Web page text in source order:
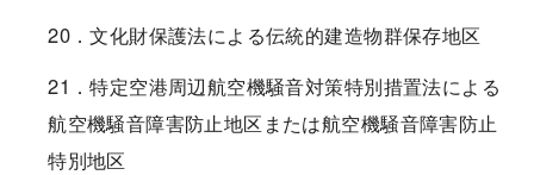
20．文化財保護法による伝統的建造物群保存地区
21．特定空港周辺航空機騒音対策特別措置法による
航空機騒音障害防止地区または航空機騒音障害防止
特別地区